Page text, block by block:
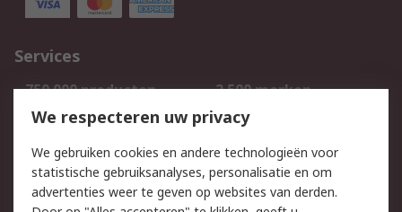
Services
750.000 producten
2.500 merken
Bestellen
Inkoopoplossingen
Track & Trace
We respecteren uw privacy
We gebruiken cookies en andere technologieën voor
statistische gebruiksanalyses, personalisatie en om
advertenties weer te geven op websites van derden.